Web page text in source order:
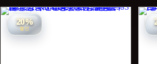
20%
할인